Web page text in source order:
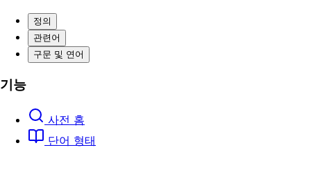
정의
관련어
구문 및 연어
기능
사전 홈
단어 형태